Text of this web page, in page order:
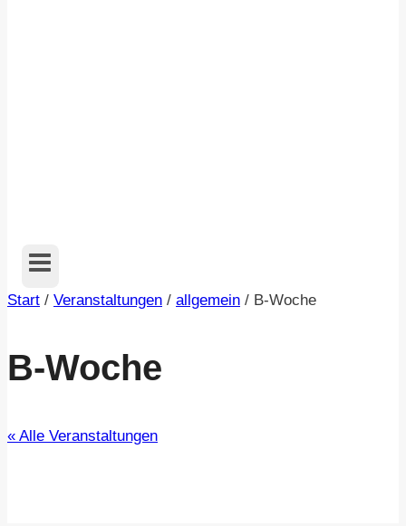
Start / Veranstaltungen / allgemein / B-Woche
B-Woche
« Alle Veranstaltungen